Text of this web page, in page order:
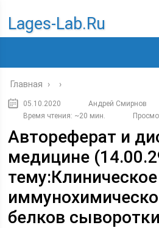
Lages-Lab.ru
Главная › ›
05.10.2020
Андрей Смирнов
Время чтения: ~20 мин.
Автореферат и
медицине
белков